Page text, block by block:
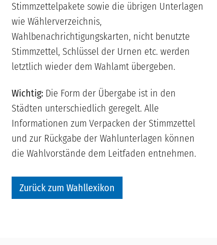
Stimmzettelpakete sowie die übrigen Unterlagen
wie Wählerverzeichnis,
Wahlbenachrichtigungskarten, nicht benutzte
Stimmzettel, Schlüssel der Urnen etc. werden
letztlich wieder dem Wahlamt übergeben.
Wichtig: Die Form der Übergabe ist in den
Städten unterschiedlich geregelt. Alle
Informationen zum Verpacken der Stimmzettel
und zur Rückgabe der Wahlunterlagen können
die Wahlvorstände dem Leitfaden entnehmen.
Zurück zum Wahllexikon